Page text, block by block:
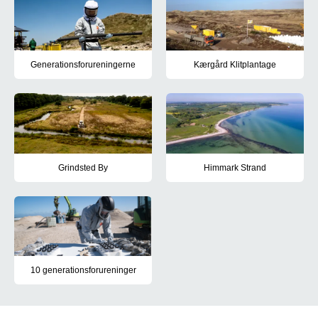
Generationsforureningerne Kærgård Klitplantage
Grindsted By Himmark Strand
10 generationsforureninger